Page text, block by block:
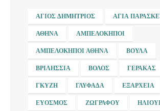
ΆΓΙΟΣ ΔΗΜΉΤΡΙΟΣ ΑΓΊΑ
ΑΘΉΝΑ ΑΜΠΕΛΌΚΗΠΟΙ
ΑΜΠΕΛΌΚΗΠΟΙ ΑΘΉΝΑ ΒΟΎΛΑ
ΒΡΙΛΉΣΣΙΑ ΒΌΛΟΣ ΓΈΡΑΚΑΣ
ΓΚΎΖΗ ΓΛΥΦΆΔΑ ΕΞΆΡΧΕΙΑ
ΕΎΟΣΜΟΣ ΖΩΓΡΆΦΟΥ